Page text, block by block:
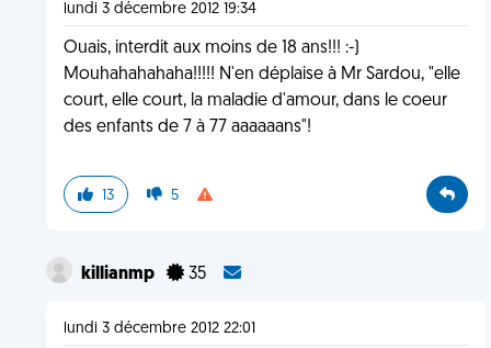
lundi 3 décembre 2012 19:34
Ouais, interdit aux moins de 18 ans!!! :-)
Mouhahahahaha!!!!! N'en déplaise à Mr Sardou, "elle
court, elle court, la maladie d'amour, dans le coeur
des enfants de 7 à 77 aaaaaans"!
13 5
killianmp 35
lundi 3 décembre 2012 22:01